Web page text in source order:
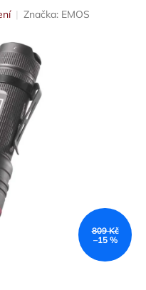
Značka: EMOS
809 Kč
–15 %